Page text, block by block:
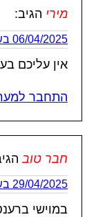
מירי הגיב:
06/04/2025 בשעה 11:54:47
אין עליכם
התחבר
חבר טוב
29/04/2025 בשעה 21:39:55
במוישי